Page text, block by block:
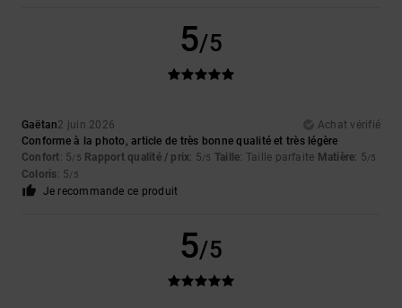
5/5
Gaëtan2 juin 2026
Achat vérifié
Conforme à la photo, article de très bonne qualité et très légère
Confort: 5/5 Rapport qualité / prix: 5/5 Taille: Taille parfaite Matière: 5/5
Coloris: 5/5
Je recommande ce produit
5/5